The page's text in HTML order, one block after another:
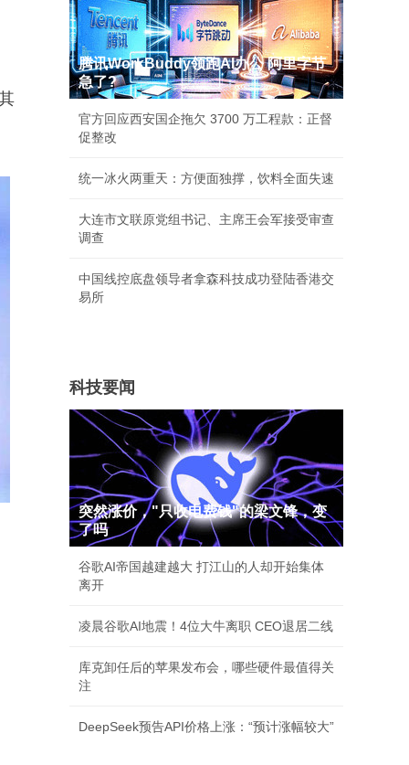
腾讯WorkBuddy领跑AI办公 阿里字节
急了?
官方回应西安国企拖欠 3700 万工程款：正督
促整改
统一冰火两重天：方便面独撑，饮料全面失速
大连市文联原党组书记、主席王会军接受审查
调查
中国线控底盘领导者拿森科技成功登陆香港交
易所
科技要闻
突然涨价，"只收电费钱"的梁文锋，变
了吗
谷歌AI帝国越建越大 打江山的人却开始集体
离开
凌晨谷歌AI地震！4位大牛离职 CEO退居二线
库克卸任后的苹果发布会，哪些硬件最值得关
注
DeepSeek预告API价格上涨：“预计涨幅较大”